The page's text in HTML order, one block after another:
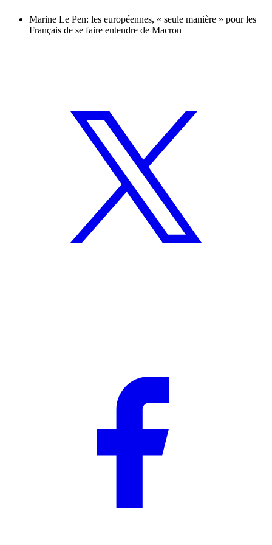
Marine Le Pen: les européennes, « seule manière » pour les
Français de se faire entendre de Macron